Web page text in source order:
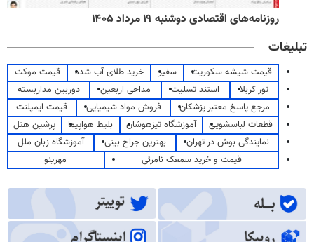
روزنامه‌های اقتصادی دوشنبه ۱۹ مرداد ۱۴۰۵
تبلیغات
قیمت شیشه سکوریت سفیر خرید طلای آب شده
قیمت موکت
تور کربلا
استند تسلیت مداحی اربعین
دوربین مداربسته
مرجع پاسخ معتبر پزشکان
فروش مواد شیمیایی
قیمت ایمپلنت
قطعات لباسشویی
آموزشگاه تیزهوشان بلیط هواپیما
پرشین هتل
نمایندگی بوش در تهران
بهترین جراح بینی
آموزشگاه زبان ملل
قیمت و خرید سمعک نامرئی
مهرینو